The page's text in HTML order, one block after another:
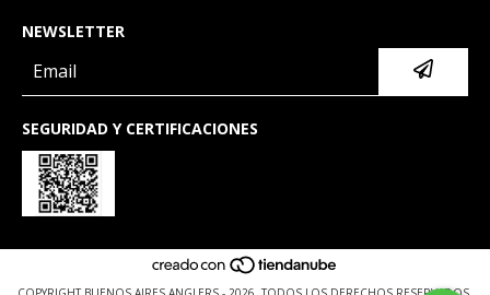
NEWSLETTER
SEGURIDAD Y CERTIFICACIONES